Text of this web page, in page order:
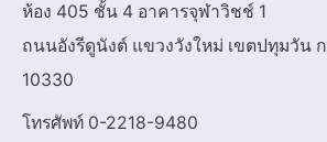
ห้อง 405 ชั้น 4 อาคารจุฬาวิชช์ 1
ถนนอังรีดูนังต์ แขวงวังใหม่ เขตปทุมวัน
10330
โทรศัพท์ 0-2218-9480